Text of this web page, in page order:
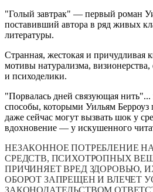
"Голый завтрак" — первый роман
поставивший автора в ряд живых
литературы.
Странная, жестокая и причудливая
мотивы натурализма,
и психоделики.
"Порвалась дней связующая нить"...
способы, которыми Уильям Берроуз
даже сейчас могут вызвать шок у
вдохновение — у искушенного
НЕЗАКОННОЕ ПОТРЕБЛЕНИЕ
СРЕДСТВ, ПСИХОТРОПНЫХ
ПРИЧИНЯЕТ ВРЕД ЗДОРОВЬЮ,
ОБОРОТ ЗАПРЕЩЕН И ВЛЕЧЕТ